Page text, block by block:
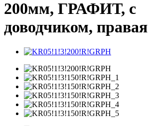
200мм, ГРАФИТ, с
доводчиком, правая